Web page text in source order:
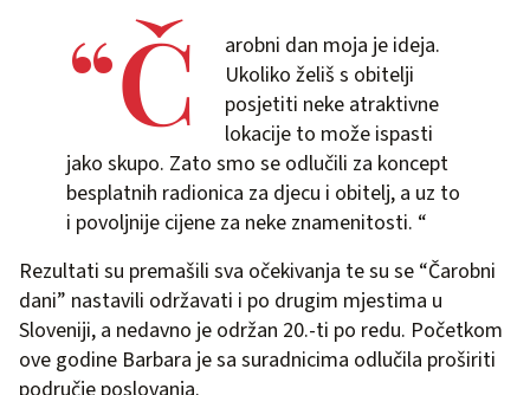
“Č
arobni dan moja je ideja.
Ukoliko želiš s obitelji
posjetiti neke atraktivne
lokacije to može ispasti
jako skupo. Zato smo se odlučili za koncept
besplatnih radionica za djecu i obitelj, a uz to
i povoljnije cijene za neke znamenitosti. “
Rezultati su premašili sva očekivanja te su se “Čarobni
dani” nastavili održavati i po drugim mjestima u
Sloveniji, a nedavno je održan 20.-ti po redu. Početkom
ove godine Barbara je sa suradnicima odlučila proširiti